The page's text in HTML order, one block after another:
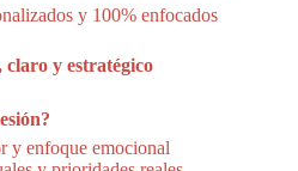
y 100% enfocados
claro y estratégico
y enfoque emocional